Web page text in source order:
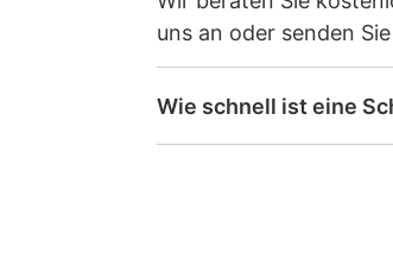
uns an oder senden
Wie schnell ist eine